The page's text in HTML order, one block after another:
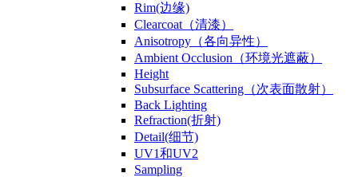
Rim(边缘)
Clearcoat（清漆）
Anisotropy（各向异性）
Ambient Occlusion（环境光遮蔽）
Height
Subsurface Scattering（次表面散射）
Back Lighting
Refraction(折射)
Detail(细节)
UV1和UV2
Sampling